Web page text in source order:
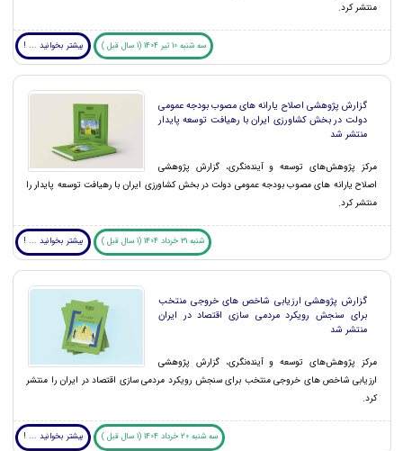
منتشر کرد.
سه شنبه 10 تیر 1404 (1 سال قبل ) بیشتر بخوانید ... !
گزارش پژوهشی اصلاح یارانه های مصوب بودجه عمومی
دولت در بخش کشاورزی ایران با رهیافت توسعه پایدار
منتشر شد
مرکز پژوهش‌های توسعه و آینده‌نگری، گزارش پژوهشی
اصلاح یارانه های مصوب بودجه عمومی دولت در بخش کشاورزی ایران با رهیافت توسعه پایدار را
منتشر کرد.
شنبه 31 خرداد 1404 (1 سال قبل ) بیشتر بخوانید ... !
گزارش پژوهشی ارزیابی شاخص های خروجی منتخب
برای سنجش رویکرد مردمی سازی اقتصاد در ایران
منتشر شد
مرکز پژوهش‌های توسعه و آینده‌نگری، گزارش پژوهشی
ارزیابی شاخص ‎های خروجی منتخب برای سنجش رویکرد مردمی سازی اقتصاد در ایران را منتشر
کرد.
سه شنبه 20 خرداد 1404 (1 سال قبل ) بیشتر بخوانید ... !